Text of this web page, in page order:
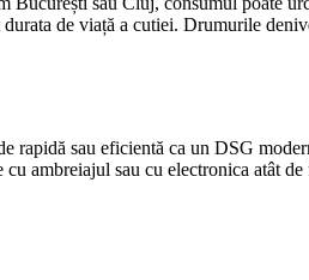
de viață a cutiei. Drumurile
sau eficientă ca un DSG
ambreiajul sau cu electronica atât